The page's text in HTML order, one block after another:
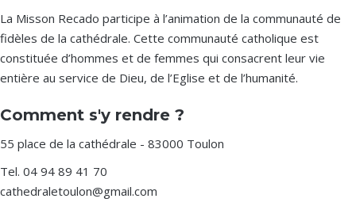
La Misson Recado participe à l’animation de la communauté de
fidèles de la cathédrale. Cette communauté catholique est
constituée d’hommes et de femmes qui consacrent leur vie
entière au service de Dieu, de l’Eglise et de l’humanité.
Comment s'y rendre ?
55 place de la cathédrale - 83000 Toulon
Tel. 04 94 89 41 70
cathedraletoulon@gmail.com